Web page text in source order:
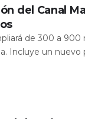
del Canal
de 300 a
Incluye un nuevo